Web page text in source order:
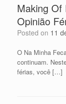
Making Of
Opinião
Posted on 11
O Na Minha
continuam.
férias, você […]